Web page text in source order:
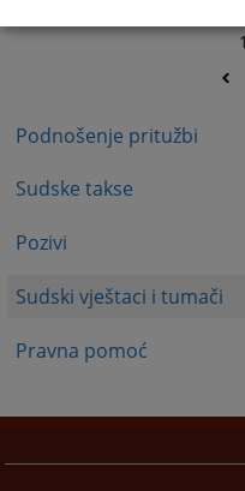
Podnošenje pritužbi
Sudske takse
Pozivi
Sudski vještaci i tumači
Pravna pomoć